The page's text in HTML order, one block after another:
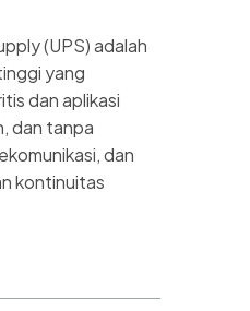
(UPS) adalah
yang
dan aplikasi
dan tanpa
dan
kontinuitas